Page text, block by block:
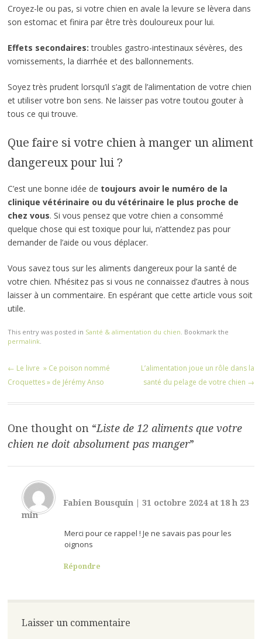
Croyez-le ou pas, si votre chien en avale la levure se lèvera dans
son estomac et finira par être très douloureux pour lui.
Effets secondaires: troubles gastro-intestinaux sévères, des
vomissements, la diarrhée et des ballonnements.
Soyez très prudent lorsqu’il s’agit de l’alimentation de votre chien
et utiliser votre bon sens. Ne laisser pas votre toutou gouter à
tous ce qui trouve.
Que faire si votre chien à manger un aliment
dangereux pour lui ?
C’est une bonne idée de toujours avoir le numéro de la
clinique vétérinaire ou du vétérinaire le plus proche de
chez vous. Si vous pensez que votre chien a consommé
quelque chose qui est toxique pour lui, n’attendez pas pour
demander de l’aide ou vous déplacer.
Vous savez tous sur les aliments dangereux pour la santé de
votre chien. N’hésitez pas si vous ne connaissez d’autres à nous
laisser à un commentaire. En espérant que cette article vous soit
utile.
This entry was posted in Santé & alimentation du chien. Bookmark the
permalink.
Post navigation
← Le livre » Ce poison nommé
Croquettes » de Jérémy Anso
L’alimentation joue un rôle dans la
santé du pelage de votre chien →
One thought on “Liste de 12 aliments que votre
chien ne doit absolument pas manger”
Fabien Bousquin |31 octobre 2024 at 18 h 23
min
Merci pour ce rappel ! Je ne savais pas pour les
oignons
Répondre
Laisser un commentaire